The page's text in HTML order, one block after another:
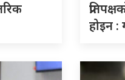
होइन :